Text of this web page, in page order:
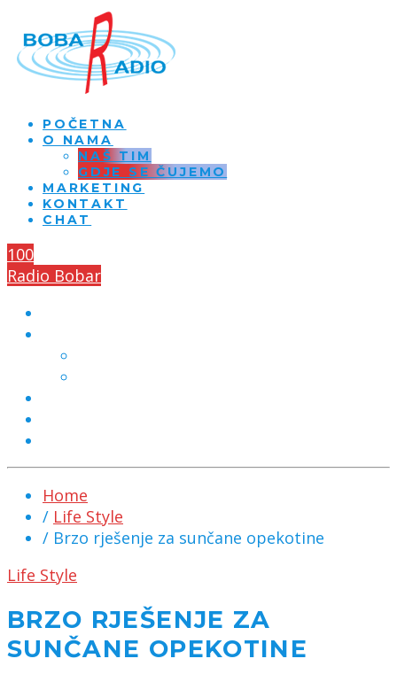
POČETNA
O NAMA
NAŠ TIM
GDJE SE ČUJEMO
MARKETING
KONTAKT
CHAT
100
Radio Bobar
Home
/ Life Style
/ Brzo rješenje za sunčane opekotine
Life Style
BRZO RJEŠENJE ZA
SUNČANE OPEKOTINE